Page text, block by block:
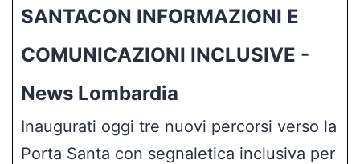
SANTACON INFORMAZIONI E
COMUNICAZIONI INCLUSIVE -
News Lombardia
Inaugurati oggi tre nuovi percorsi verso la
Porta Santa con segnaletica inclusiva per